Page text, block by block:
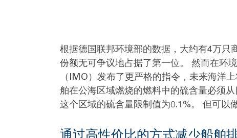
根据德国联邦环境部的数据，大约有4万只
份额无可争议地占据了第一位。 然而在环
（IMO）发布了更严格的指令，未来海洋
舶在公海区域燃烧的燃料中的硫含量必须
这个区域的硫含量限制值为0.1%。 但可以
通过高性价比的方式减少船舶